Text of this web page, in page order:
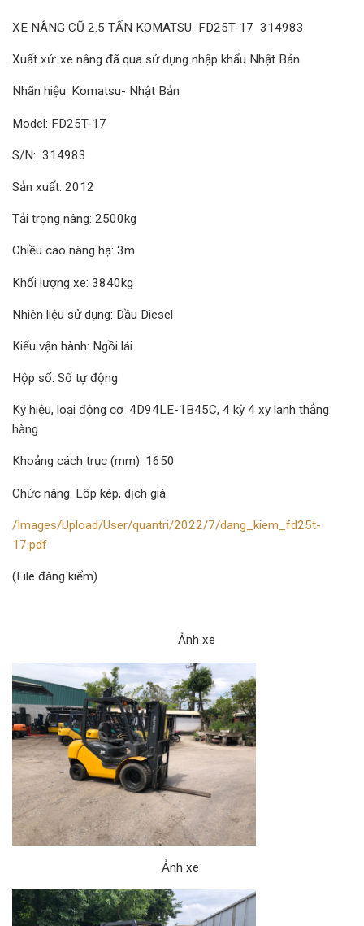
XE NÂNG CŨ 2.5 TẤN KOMATSU FD25T-17 314983
Xuất xứ: xe nâng đã qua sử dụng nhập khẩu Nhật Bản
Nhãn hiệu: Komatsu- Nhật Bản
Model: FD25T-17
S/N: 314983
Sản xuất: 2012
Tải trọng nâng: 2500kg
Chiều cao nâng hạ: 3m
Khối lượng xe: 3840kg
Nhiên liệu sử dụng: Dầu Diesel
Kiểu vận hành: Ngồi lái
Hộp số: Số tự động
Ký hiệu, loại động cơ :4D94LE-1B45C, 4 kỳ 4 xy lanh thẳng
hàng
Khoảng cách trục (mm): 1650
Chức năng: Lốp kép, dịch giá
/Images/Upload/User/quantri/2022/7/dang_kiem_fd25t-
17.pdf
(File đăng kiểm)
Ảnh xe
Ảnh xe